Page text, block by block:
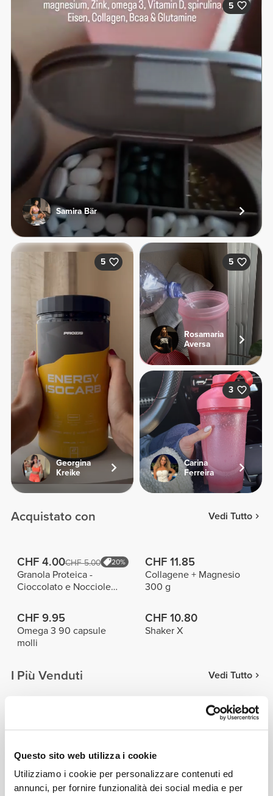
Questo sito web utilizza i cookie
Utilizziamo i cookie per personalizzare contenuti ed
annunci, per fornire funzionalità dei social media e per
5
Samira Bär
5
Georgina
Kreike
5
Rosamaria
Aversa
3
Carina
Ferreira
Acquistato con Vedi Tutto
CHF 4.00CHF 5.00 20%
Granola Proteica -
Cioccolato e Nocciole
CHF 11.85
Collagene + Magnesio
300 g
CHF 9.95
Omega 3 90 capsule
molli
CHF 10.80
Shaker X
I Più Venduti Vedi Tutto
Shaker X Shaker Bottle Fusion
CHF 15.00
Shaker Stratos Crystal Bottle Hydra 1.0L